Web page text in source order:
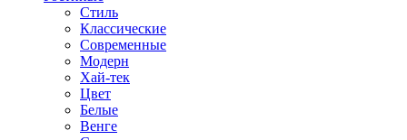
Стиль
Классические
Современные
Модерн
Хай-тек
Цвет
Белые
Венге